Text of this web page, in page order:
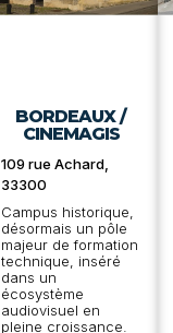
BORDEAUX /
CINEMAGIS
109 rue Achard,
33300
Campus historique,
désormais un pôle
majeur de formation
technique, inséré
dans un
écosystème
audiovisuel en
pleine croissance.